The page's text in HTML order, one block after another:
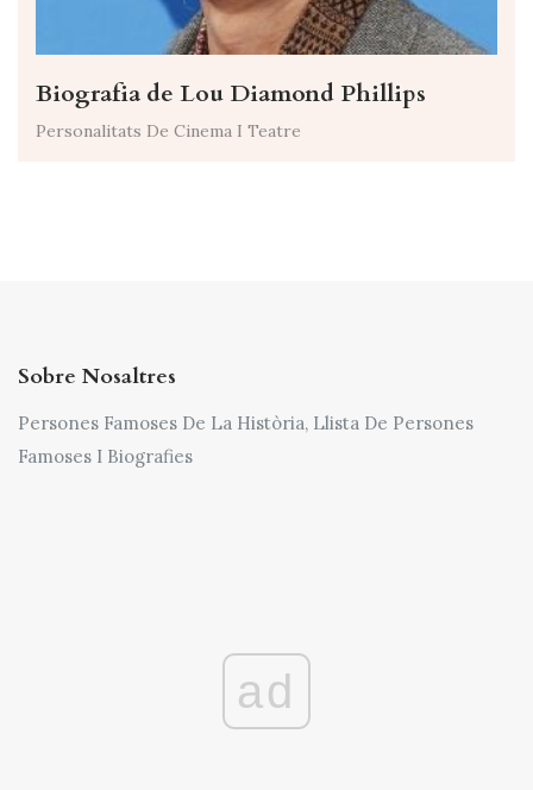
Biografia de Lou Diamond Phillips
Personalitats De Cinema I Teatre
Sobre Nosaltres
Persones Famoses De La Història, Llista De Persones
Famoses I Biografies
ad